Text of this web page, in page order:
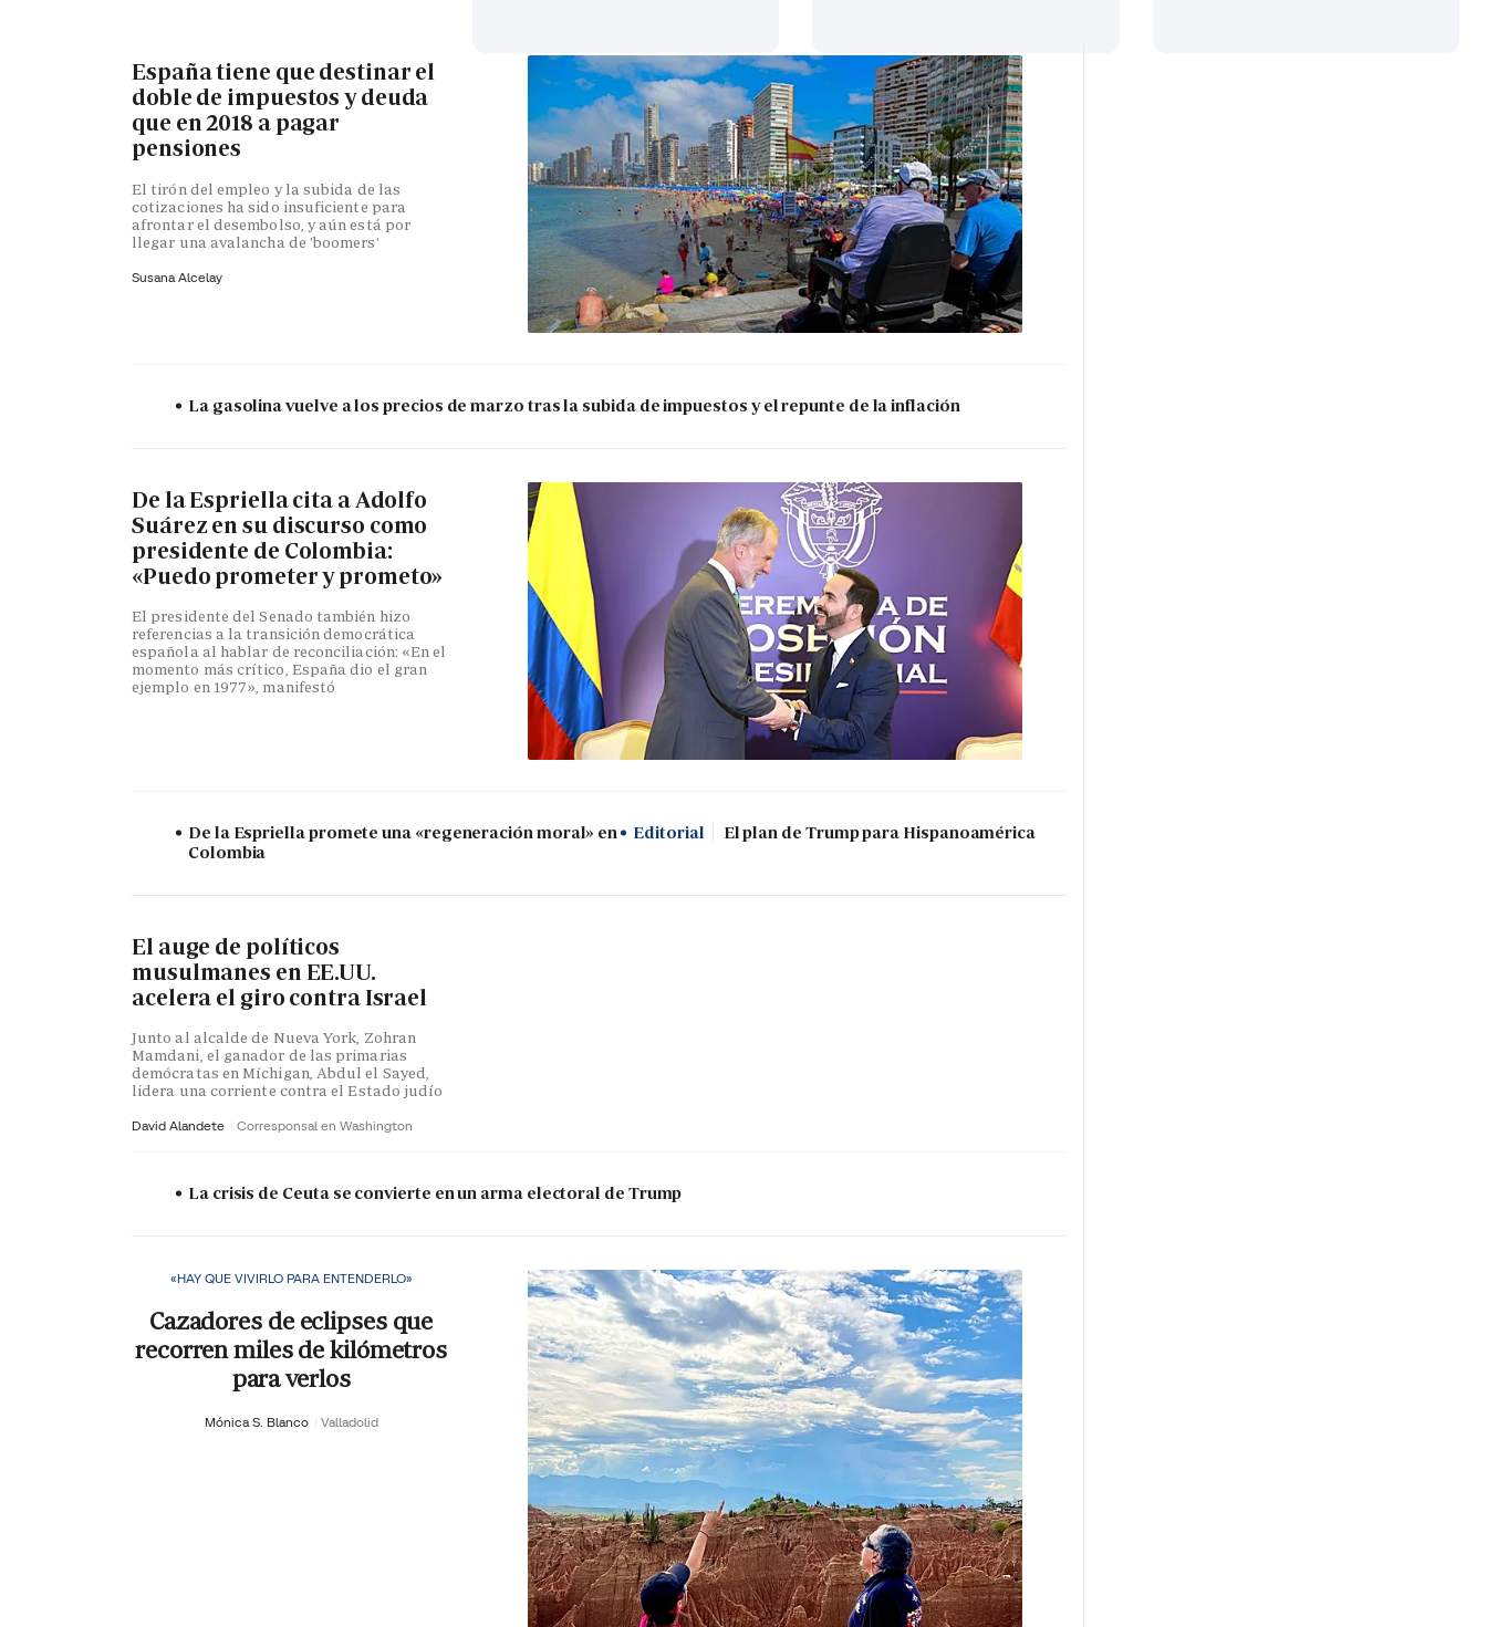
España tiene que destinar el
doble de impuestos y deuda
que en 2018 a pagar
pensiones
El tirón del empleo y la subida de las
cotizaciones ha sido insuficiente para
afrontar el desembolso, y aún está por
llegar una avalancha de 'boomers'
Susana Alcelay
La gasolina vuelve a los precios de marzo tras la subida de impuestos y el repunte de la inflación
De la Espriella cita a Adolfo
Suárez en su discurso como
presidente de Colombia:
«Puedo prometer y prometo»
El presidente del Senado también hizo
referencias a la transición democrática
española al hablar de reconciliación: «En el
momento más crítico, España dio el gran
ejemplo en 1977», manifestó
De la Espriella promete una «regeneración moral» en
Colombia
Editorial El plan de Trump para Hispanoamérica
El auge de políticos
musulmanes en EE.UU.
acelera el giro contra Israel
Junto al alcalde de Nueva York, Zohran
Mamdani, el ganador de las primarias
demócratas en Míchigan, Abdul el Sayed,
lidera una corriente contra el Estado judío
David Alandete Corresponsal en Washington
La crisis de Ceuta se convierte en un arma electoral de Trump
«HAY QUE VIVIRLO PARA ENTENDERLO»
Cazadores de eclipses que
recorren miles de kilómetros
para verlos
Mónica S. Blanco Valladolid